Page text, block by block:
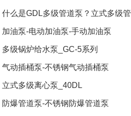
什么是GDL多级管道泵？立式多级
加油泵-电动加油泵-手动加油泵
多级锅炉给水泵_GC-5系列
气动插桶泵-不锈钢气动插桶泵
立式多级离心泵_40DL
防爆管道泵-不锈钢防爆管道泵